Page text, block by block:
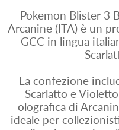
Pokemon Blister 3
Arcanine (ITA) è un
GCC in lingua
La confezione
Scarlatto e
olografica di
ideale per